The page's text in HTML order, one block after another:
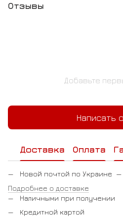
Отзывы
Добавьте
Написать
Доставка Оплата
Новой почтой по Украине —
Подробнее о доставке
Наличными при получении
Кредитной картой